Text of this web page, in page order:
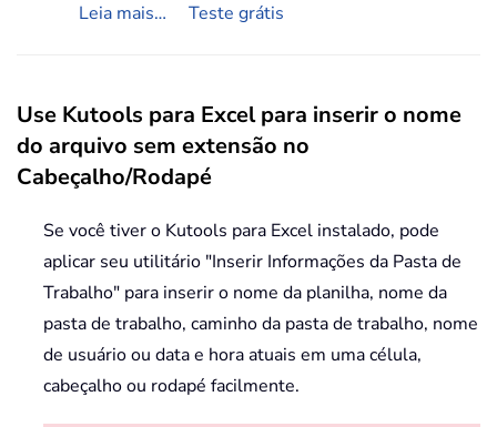
Leia mais…
Teste grátis
Use Kutools para Excel para inserir o nome
do arquivo sem extensão no
Cabeçalho/Rodapé
Se você tiver o Kutools para Excel instalado, pode
aplicar seu utilitário "Inserir Informações da Pasta de
Trabalho" para inserir o nome da planilha, nome da
pasta de trabalho, caminho da pasta de trabalho, nome
de usuário ou data e hora atuais em uma célula,
cabeçalho ou rodapé facilmente.